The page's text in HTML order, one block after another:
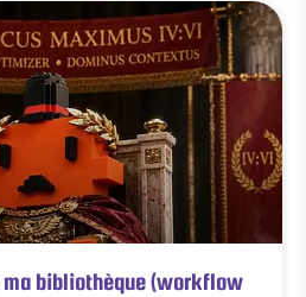
ma bibliothèque (workflow